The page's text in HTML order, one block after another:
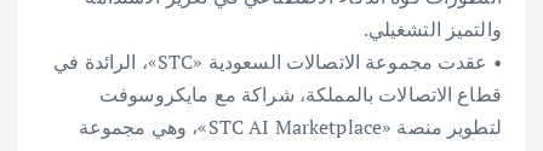
والتميز التشغيلي.
• عقدت مجموعة الاتصالات السعودية «STC»، الرائدة في
قطاع الاتصالات بالمملكة، شراكة مع مايكروسوفت
لتطوير منصة «STC AI Marketplace»، وهي مجموعة